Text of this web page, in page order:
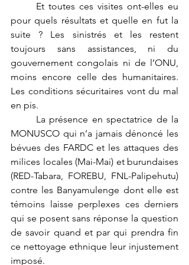
Et toutes ces visites ont-elles eu
pour quels résultats et quelle en fut la
suite ? Les sinistrés et les restent
toujours sans assistances, ni du
gouvernement congolais ni de l’ONU,
moins encore celle des humanitaires.
Les conditions sécuritaires vont du mal
en pis.
MONUSCO qui n’a jamais dénoncé les
bévues des FARDC et les attaques des
milices locales (Mai-Mai) et burundaises
(RED-Tabara, FOREBU, FNL-Palipehutu)
contre les Banyamulenge dont elle est
témoins laisse perplexes ces derniers
qui se posent sans réponse la question
de savoir quand et par qui prendra fin
ce nettoyage ethnique leur injustement
imposé.